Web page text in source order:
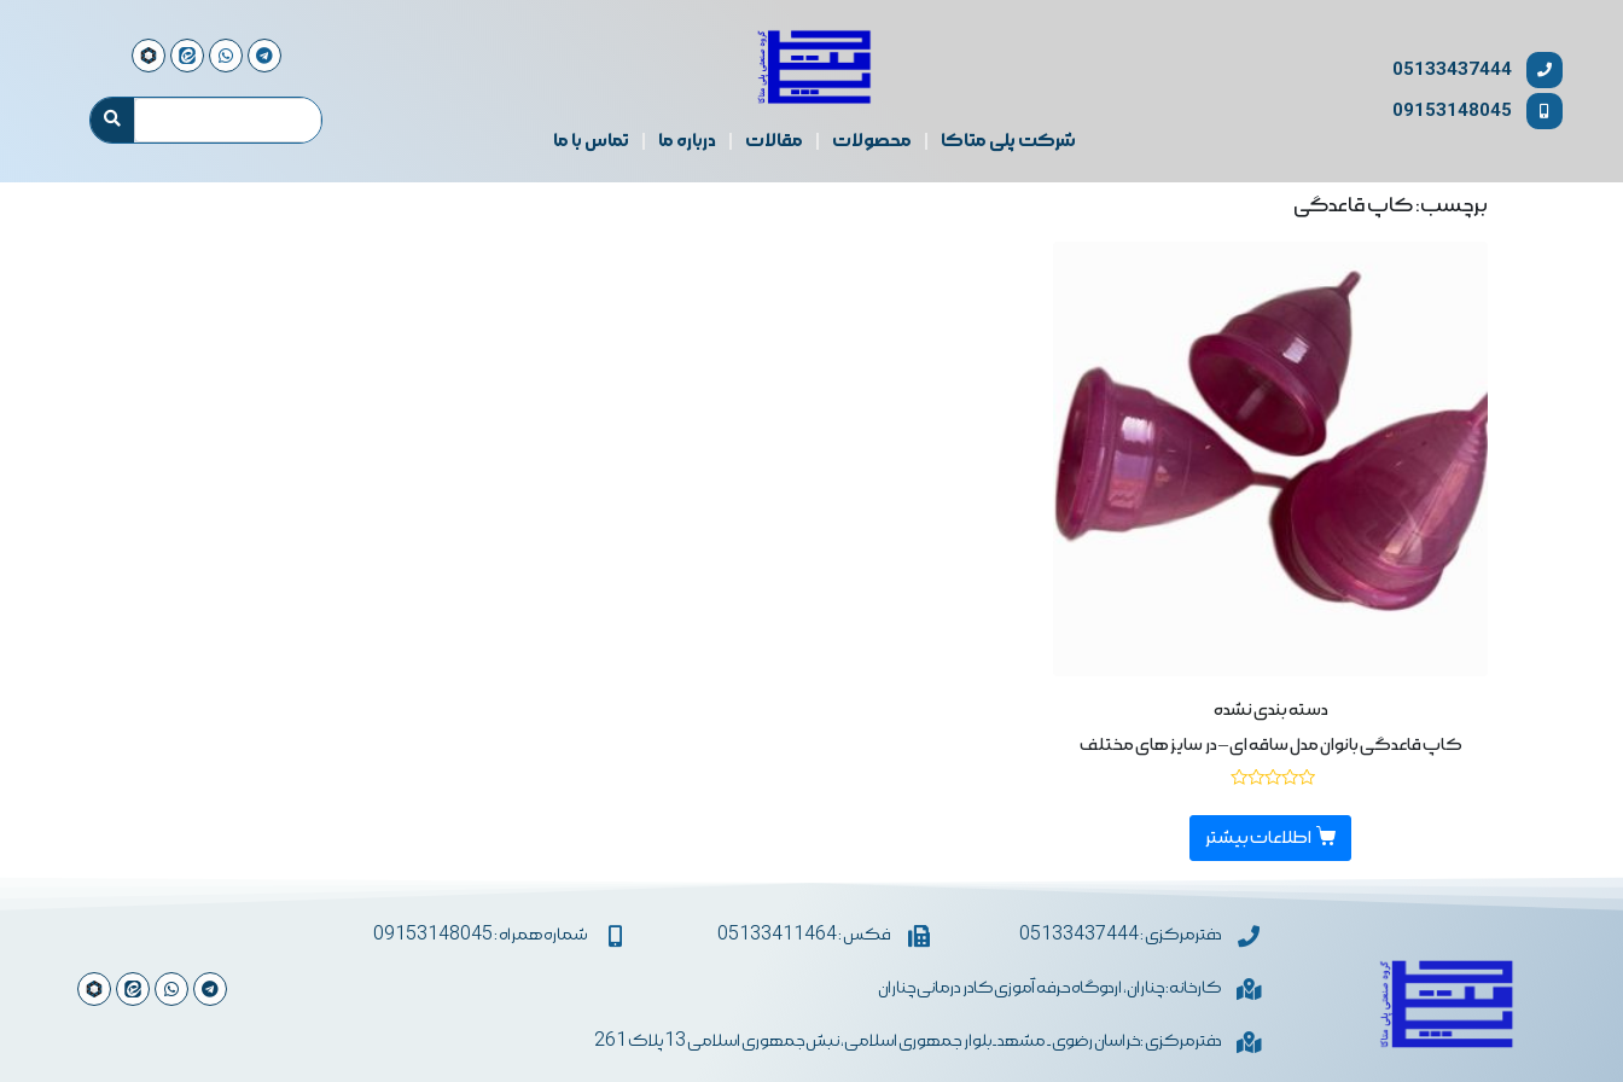
05133437444
09153148045
شرکت پلی متاکا محصولات مقالات درباره ما تماس با ما
برچسب: کاپ قاعدگی
دسته بندی نشده
کاپ قاعدگی بانوان مدل ساقه ای – در سایز های مختلف
0
از
5اطلاعات بیشتر
دفترمرکزی : 05133437444 فکس : 05133411464 شماره همراه : 09153148045
کارخانه: چناران، اردوگاه حرفه آموزی کادر درمانی چناران
دفترمرکزی :خراسان رضوی- مشهد-بلوار جمهوری اسلامی، نبش جمهوری اسلامی 13 پلاک 261